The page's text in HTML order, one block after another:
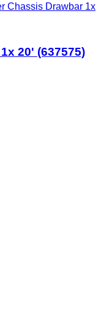
Chassis Drawbar 1x
20' (637575)